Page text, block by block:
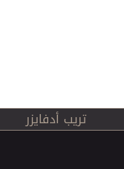
تريب أدفايزر